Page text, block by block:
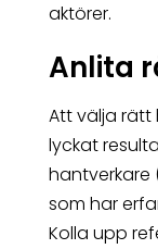
aktörer.
Anlita
Att välja rätt
lyckat
hantverkare
som har
Kolla upp